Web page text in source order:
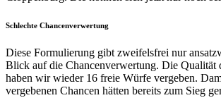
Schlechte Chancenverwertung
Diese Formulierung gibt zweifelsfrei nur
Blick auf die Chancenverwertung. Die Qualität
haben wir wieder 16 freie Würfe vergeben.
vergebenen Chancen hätten bereits zum Sieg